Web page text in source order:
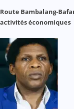
Route Bambalang-
activités économiques